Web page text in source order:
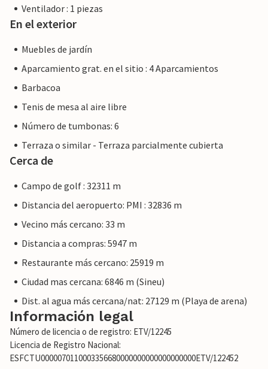
Ventilador : 1 piezas
En el exterior
Muebles de jardín
Aparcamiento grat. en el sitio : 4 Aparcamientos
Barbacoa
Tenis de mesa al aire libre
Número de tumbonas: 6
Terraza o similar - Terraza parcialmente cubierta
Cerca de
Campo de golf : 32311 m
Distancia del aeropuerto: PMI : 32836 m
Vecino más cercano: 33 m
Distancia a compras: 5947 m
Restaurante más cercano: 25919 m
Ciudad mas cercana: 6846 m (Sineu)
Dist. al agua más cercana/nat: 27129 m (Playa de arena)
Información legal
Número de licencia o de registro: ETV/12245
Licencia de Registro Nacional:
ESFCTU0000070110003356680000000000000000000ETV/122452